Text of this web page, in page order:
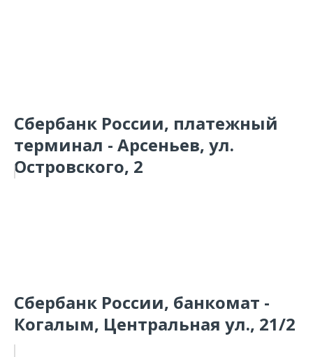
Сбербанк России, платежный
терминал - Арсеньев, ул.
Островского, 2
Сбербанк России, банкомат -
Когалым, Центральная ул., 21/2